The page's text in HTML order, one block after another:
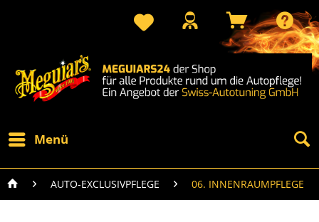
Menü
AUTO-EXCLUSIVPFLEGE 06. INNENRAUMPFLEGE